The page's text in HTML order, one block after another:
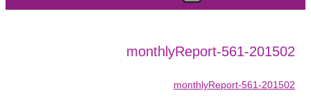
לתוכן
201502-monthlyReport-561
201502-monthlyReport-561